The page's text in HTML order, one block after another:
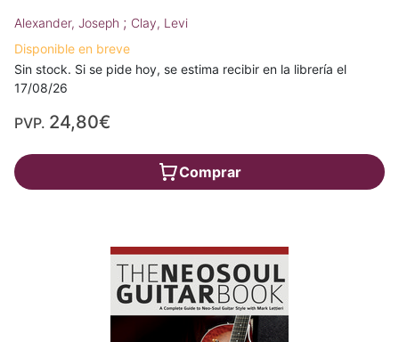
Alexander, Joseph ; Clay, Levi
Disponible en breve
Sin stock. Si se pide hoy, se estima recibir en la librería el
17/08/26
PVP. 24,80€
Comprar